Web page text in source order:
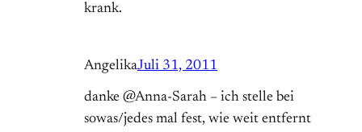
krank.
AngelikaJuli 31, 2011
danke @Anna-Sarah – ich stelle bei
sowas/jedes mal fest, wie weit entfernt